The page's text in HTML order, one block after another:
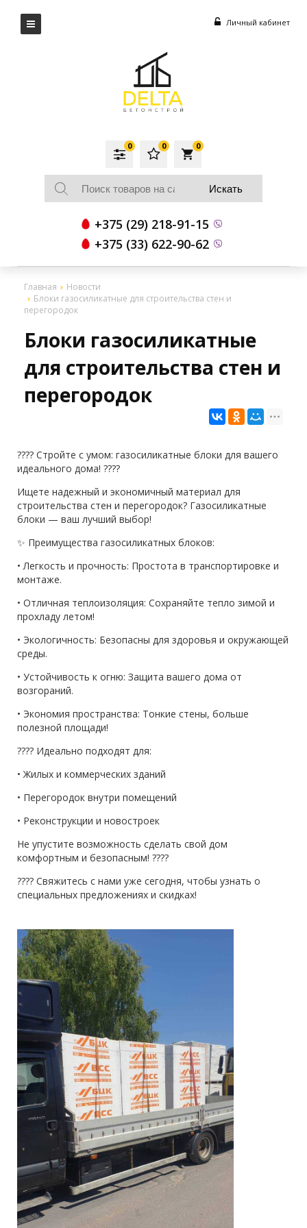
Личный кабинет
local_grocery_store
0
0
0
+375 (29) 218-91-15
+375 (33) 622-90-62
Главная
Новости
Блоки газосиликатные для строительства стен и
перегородок
Блоки газосиликатные
для строительства стен и
перегородок
???? Стройте с умом: газосиликатные блоки для вашего
идеального дома! ????
Ищете надежный и экономичный материал для
строительства стен и перегородок? Газосиликатные
блоки — ваш лучший выбор!
✨ Преимущества газосиликатных блоков:
• Легкость и прочность: Простота в транспортировке и
монтаже.
• Отличная теплоизоляция: Сохраняйте тепло зимой и
прохладу летом!
• Экологичность: Безопасны для здоровья и окружающей
среды.
• Устойчивость к огню: Защита вашего дома от
возгораний.
• Экономия пространства: Тонкие стены, больше
полезной площади!
???? Идеально подходят для:
• Жилых и коммерческих зданий
• Перегородок внутри помещений
• Реконструкции и новостроек
Не упустите возможность сделать свой дом
комфортным и безопасным! ????
???? Свяжитесь с нами уже сегодня, чтобы узнать о
специальных предложениях и скидках!